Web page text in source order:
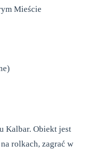
Mieście
Kalbar. Obiekt jest
rolkach, zagrać w